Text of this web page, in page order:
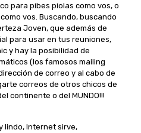
para pibes piolas como vos, o
vos. Buscando, buscando
Joven, que además de
para usar en tus reuniones,
y hay la posibilidad de
(los famosos mailing
de correo y al cabo de
correos de otros chicos de
continente o del MUNDO!!!
lindo, Internet sirve,